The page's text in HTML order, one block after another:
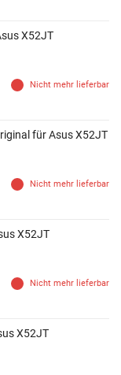
X52JT
Nicht mehr lieferbar
für Asus X52JT
Nicht mehr lieferbar
X52JT
Nicht mehr lieferbar
X52JT